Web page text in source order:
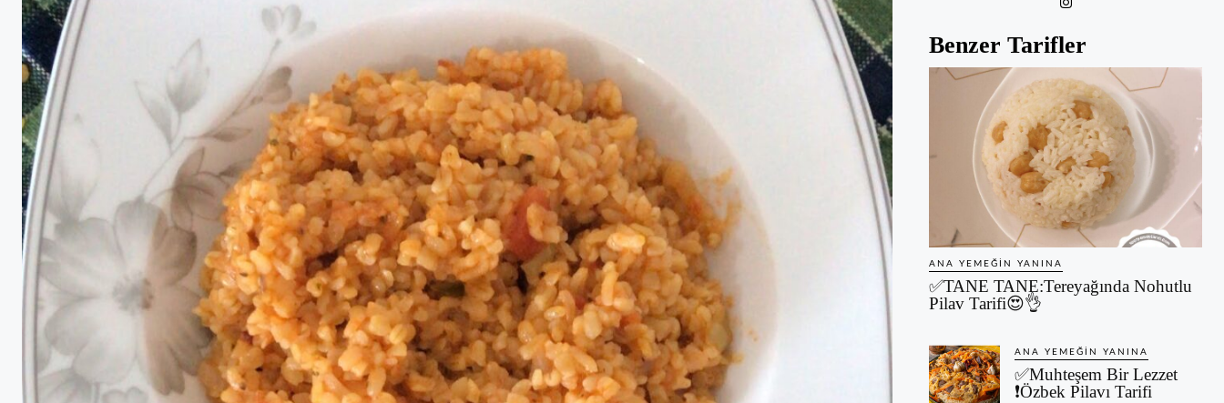
Benzer Tarifler
ANA YEMEĞIN YANINA
✅TANE TANE:Tereyağında Nohutlu
Pilav Tarifi😍👌
ANA YEMEĞIN YANINA
✅Muhteşem Bir Lezzet
❗Özbek Pilavı Tarifi